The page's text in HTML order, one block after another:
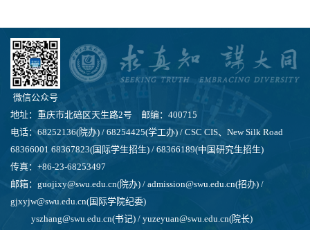
微信公众号
地址：重庆市北碚区天生路2号 邮编：400715
电话：68252136(院办) / 68254425(学工办) / CSC CIS、New Silk Road
68366001 68367823(国际学生招生) / 68366189(中国研究生招生)
传真：+86-23-68253497
邮箱：guojixy@swu.edu.cn(院办) / admission@swu.edu.cn(招办) /
gjxyjw@swu.edu.cn(国际学院纪委)
yszhang@swu.edu.cn(书记) / yuzeyuan@swu.edu.cn(院长)